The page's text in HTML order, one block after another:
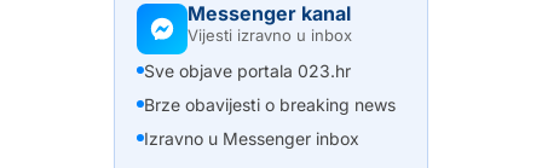
Messenger kanal
Vijesti izravno u inbox
Sve objave portala 023.hr
Brze obavijesti o breaking news
Izravno u Messenger inbox